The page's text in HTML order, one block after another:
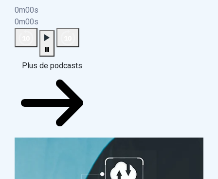
0m00s
0m00s
Plus de podcasts